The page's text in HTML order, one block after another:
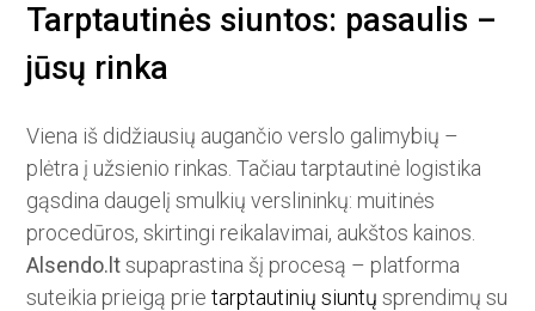
Tarptautinės siuntos: pasaulis –
jūsų rinka
Viena iš didžiausių augančio verslo galimybių –
plėtra į užsienio rinkas. Tačiau tarptautinė logistika
gąsdina daugelį smulkių verslininkų: muitinės
procedūros, skirtingi reikalavimai, aukštos kainos.
Alsendo.ltsupaprastina šį procesą – platforma
suteikia prieigą prietarptautinių siuntų sprendimų su